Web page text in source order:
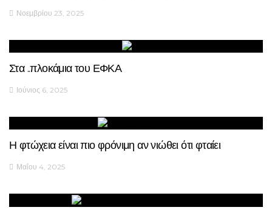
Νοεμβρίου 23, 2025
Στα ..πλοκάμια του ΕΦΚΑ
Ιούνιος 6, 2025
Η φτώχεια είναι πιο φρόνιμη αν νιώθει ότι φταίει
Μαΐου 4, 2025